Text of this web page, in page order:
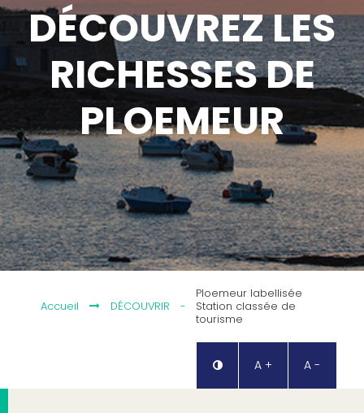
DÉCOUVREZ LES
RICHESSES DE
PLOEMEUR
Accueil DÉCOUVRIR -
Ploemeur labellisée
Station classée de
tourisme
A + A -